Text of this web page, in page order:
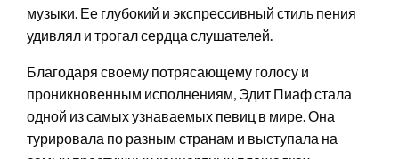
музыки. Ее глубокий и экспрессивный стиль пения
удивлял и трогал сердца слушателей.
Благодаря своему потрясающему голосу и
проникновенным исполнениям, Эдит Пиаф стала
одной из самых узнаваемых певиц в мире. Она
турировала по разным странам и выступала на